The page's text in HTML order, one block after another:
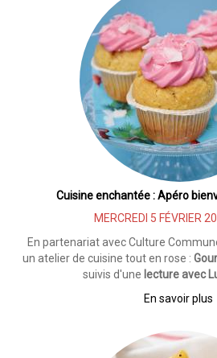
Cuisine enchantée : Apéro
MERCREDI 5 FÉVRIER
En partenariat avec Culture
un atelier de cuisine tout en rose :
suivis d'une lecture avec
En savoir plus